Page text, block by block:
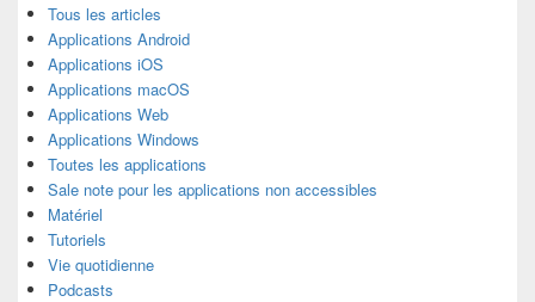
Tous les articles
Applications Android
Applications iOS
Applications macOS
Applications Web
Applications Windows
Toutes les applications
Sale note pour les applications non accessibles
Matériel
Tutoriels
Vie quotidienne
Podcasts